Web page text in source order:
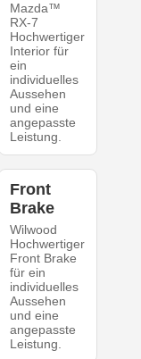
Mazda™
RX-7
Hochwertiger
Interior für
ein
individuelles
Aussehen
und eine
angepasste
Leistung.
Front
Brake
Wilwood
Hochwertiger
Front Brake
für ein
individuelles
Aussehen
und eine
angepasste
Leistung.